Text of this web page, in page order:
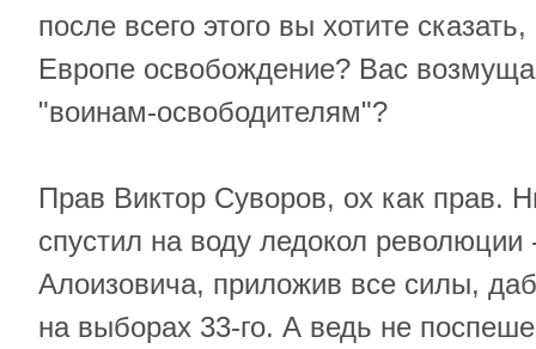
после всего этого вы хотите
Европе освобождение? Вас
"воинам-освободителям"?
Прав Виктор Суворов, ох как прав.
спустил на воду ледокол
Алоизовича, приложив все силы,
на выборах 33-го. А ведь не